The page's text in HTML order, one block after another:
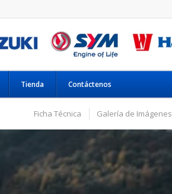
Tienda Contáctenos
Ficha Técnica Galería de Imágenes